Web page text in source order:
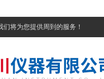
将为您提供周到的服务！